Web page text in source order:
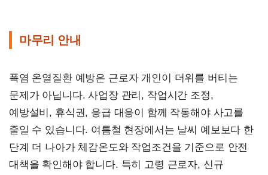
마무리 안내
폭염 온열질환 예방은 근로자 개인이 더위를 버티는
문제가 아닙니다. 사업장 관리, 작업시간 조정,
예방설비, 휴식권, 응급 대응이 함께 작동해야 사고를
줄일 수 있습니다. 여름철 현장에서는 날씨 예보보다 한
단계 더 나아가 체감온도와 작업조건을 기준으로 안전
대책을 확인해야 합니다. 특히 고령 근로자, 신규